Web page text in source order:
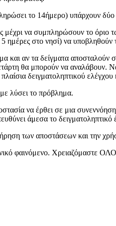
το 14ήμερο) υπάρχουν δύο
μέχρι να συμπληρώσουν το όριο
5 ημέρες στο νησί) να υποβληθούν
και αν τα δείγματα
θα μπορούν να αναλάβουν.
δειγματοληπτικού
λύσει το πρόβλημα.
να έρθει σε μια
άμεσα το
των αποστάσεων και την
φαινόμενο. Χρειαζόμαστε